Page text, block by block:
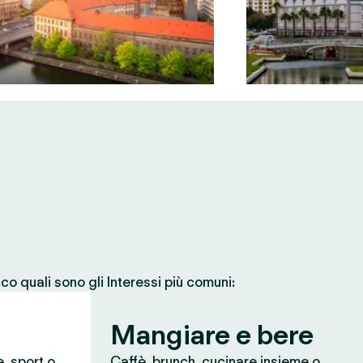
quali sono gli Interessi più comuni:
Mangiare e bere